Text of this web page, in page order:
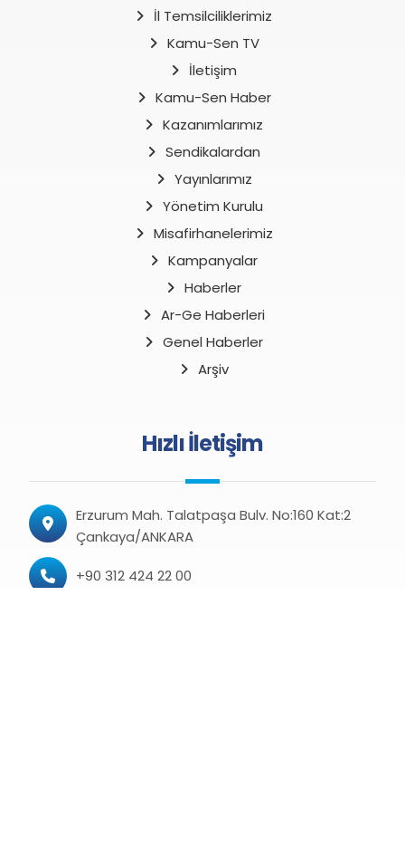
İl Temsilciliklerimiz
Kamu-Sen TV
İletişim
Kamu-Sen Haber
Kazanımlarımız
Sendikalardan
Yayınlarımız
Yönetim Kurulu
Misafirhanelerimiz
Kampanyalar
Haberler
Ar-Ge Haberleri
Genel Haberler
Arşiv
Hızlı İletişim
Erzurum Mah. Talatpaşa Bulv. No:160 Kat:2
Çankaya/ANKARA
+90 312 424 22 00